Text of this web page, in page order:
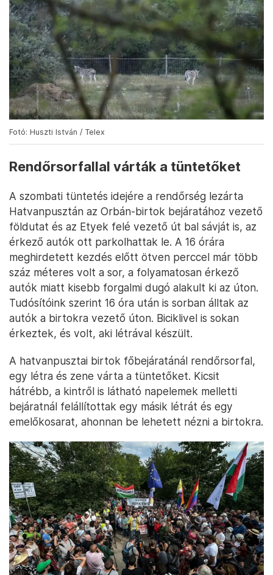
Fotó: Huszti István / Telex
Rendőrsorfallal várták a tüntetőket
A szombati tüntetés idejére a rendőrség lezárta
Hatvanpusztán az Orbán-birtok bejáratához vezető
földutat és az Etyek felé vezető út bal sávját is, az
érkező autók ott parkolhattak le. A 16 órára
meghirdetett kezdés előtt ötven perccel már több
száz méteres volt a sor, a folyamatosan érkező
autók miatt kisebb forgalmi dugó alakult ki az úton.
Tudósítóink szerint 16 óra után is sorban álltak az
autók a birtokra vezető úton. Biciklivel is sokan
érkeztek, és volt, aki létrával készült.
A hatvanpusztai birtok főbejáratánál rendőrsorfal,
egy létra és zene várta a tüntetőket. Kicsit
hátrébb, a kintről is látható napelemek melletti
bejáratnál felállítottak egy másik létrát és egy
emelőkosarat, ahonnan be lehetett nézni a birtokra.